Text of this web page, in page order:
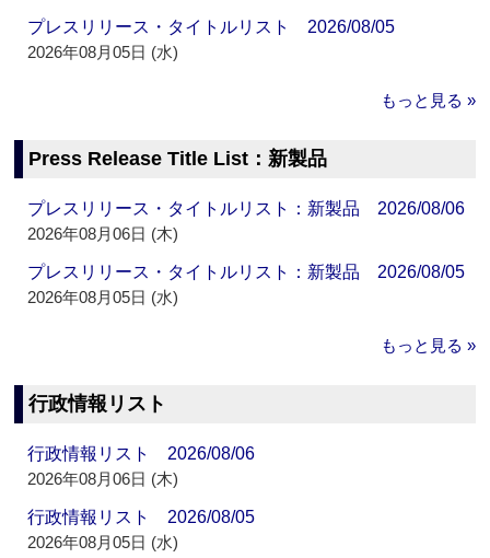
プレスリリース・タイトルリスト 2026/08/05
2026年08月05日 (水)
もっと見る »
Press Release Title List：新製品
プレスリリース・タイトルリスト：新製品 2026/08/06
2026年08月06日 (木)
プレスリリース・タイトルリスト：新製品 2026/08/05
2026年08月05日 (水)
もっと見る »
行政情報リスト
行政情報リスト 2026/08/06
2026年08月06日 (木)
行政情報リスト 2026/08/05
2026年08月05日 (水)